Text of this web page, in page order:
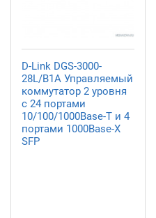
D-Link DGS-3000-
28L/B1A Управляемый
коммутатор 2 уровня
с 24 портами
10/100/1000Base-T и 4
портами 1000Base-X
SFP